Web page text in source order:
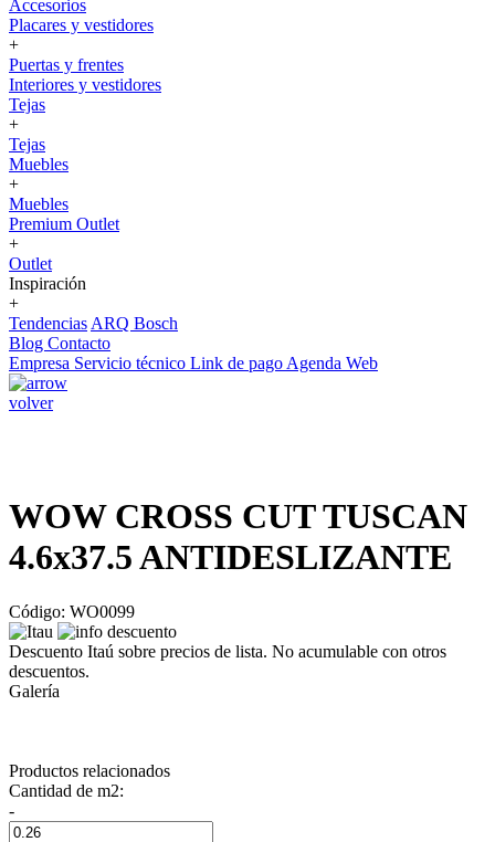
Accesorios
Placares y vestidores
+
Puertas y frentes
Interiores y vestidores
Tejas
+
Tejas
Muebles
+
Muebles
Premium Outlet
+
Outlet
Inspiración
+
Tendencias ARQ Bosch
Blog Contacto
Empresa Servicio técnico Link de pago Agenda Web
volver
WOW CROSS CUT TUSCAN
4.6x37.5 ANTIDESLIZANTE
Código: WO0099
Descuento Itaú sobre precios de lista. No acumulable con otros
descuentos.
Galería
Productos relacionados
Cantidad de m2:
-